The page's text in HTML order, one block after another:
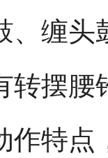
、缠头
转摆腰
作特点